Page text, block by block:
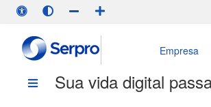
Empresa
Sua vida digital